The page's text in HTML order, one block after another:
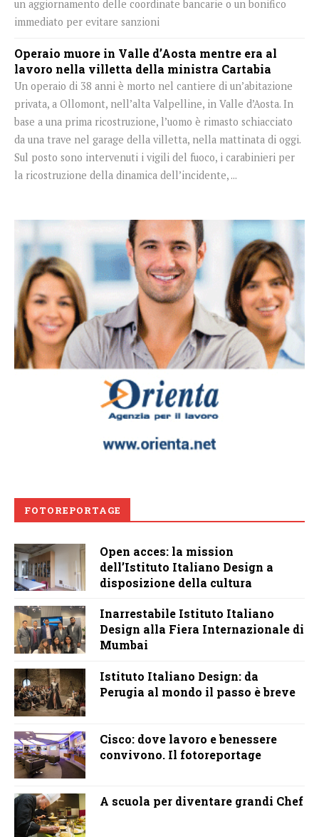
un aggiornamento delle coordinate bancarie o un bonifico
immediato per evitare sanzioni
Operaio muore in Valle d’Aosta mentre era al
lavoro nella villetta della ministra Cartabia
Un operaio di 38 anni è morto nel cantiere di un’abitazione
privata, a Ollomont, nell’alta Valpelline, in Valle d’Aosta. In
base a una prima ricostruzione, l’uomo è rimasto schiacciato
da una trave nel garage della villetta, nella mattinata di oggi.
Sul posto sono intervenuti i vigili del fuoco, i carabinieri per
la ricostruzione della dinamica dell’incidente, ...
FOTOREPORTAGE
Open acces: la mission
dell’Istituto Italiano Design a
disposizione della cultura
Inarrestabile Istituto Italiano
Design alla Fiera Internazionale di
Mumbai
Istituto Italiano Design: da
Perugia al mondo il passo è breve
Cisco: dove lavoro e benessere
convivono. Il fotoreportage
A scuola per diventare grandi Chef